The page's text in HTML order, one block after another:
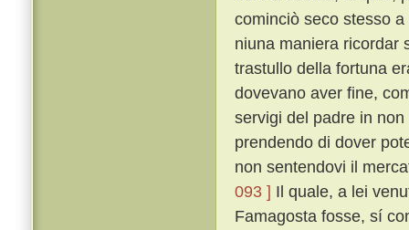
cominciò seco stesso
niuna maniera ricordar
trastullo della fortuna
dovevano aver fine,
servigi del padre in
prendendo di dover
non sentendovi il
093 ] Il quale, a lei
Famagosta fosse, sí